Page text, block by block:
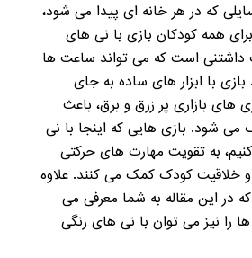
که در هر خانه ای پیدا می شود،
همه کودکان بازی با نی های
است که می تواند ساعت ها
با ابزار های ساده به جای
های بازاری پر زرق و برق، باعث
شود. بازی هایی که اینجا با نی
به تقویت مهارت های حرکتی
و خلاقیت کودک کمک می کنند. علاوه
در این مقاله به شما معرفی می
را نیز می توان با نی های رنگی